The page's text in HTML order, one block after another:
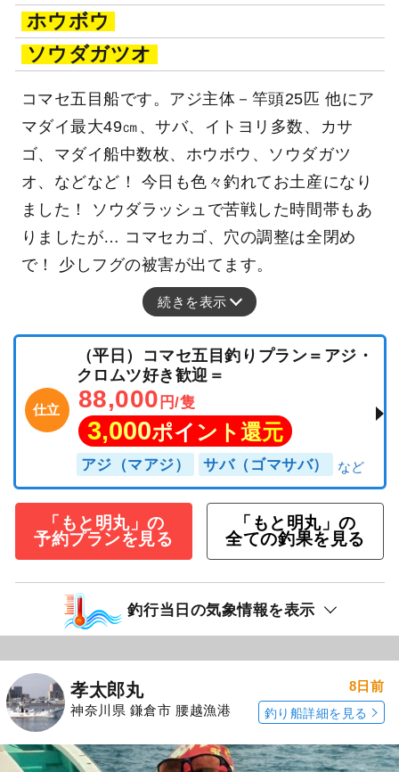
ホウボウ
ソウダガツオ
コマセ五目船です。アジ主体－竿頭25匹 他にア
マダイ最大49㎝、サバ、イトヨリ多数、カサ
ゴ、マダイ船中数枚、ホウボウ、ソウダガツ
オ、などなど！ 今日も色々釣れてお土産になり
ました！ ソウダラッシュで苦戦した時間帯もあ
りましたが… コマセカゴ、穴の調整は全閉め
で！ 少しフグの被害が出てます。
続きを表示
仕立
（平日）コマセ五目釣りプラン＝アジ・
クロムツ好き歓迎＝
88,000 円/隻
3,000ポイント還元
アジ（マアジ） サバ（ゴマサバ）
「もと明丸」の
予約プランを見る
「もと明丸」の
全ての釣果を見る
釣行当日の気象情報を表示
孝太郎丸
神奈川県 鎌倉市 腰越漁港
8日前
釣り船詳細を見る